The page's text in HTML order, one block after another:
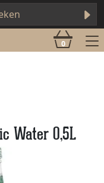
0
Water 0,5L